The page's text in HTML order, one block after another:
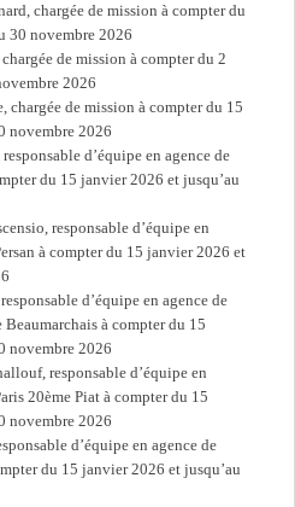
chargée de mission à compter du
30 novembre 2026
de mission à compter du 2
2026
chargée de mission à compter du 15
novembre 2026
d’équipe en agence de
du 15 janvier 2026 et jusqu’au
responsable d’équipe en
à compter du 15 janvier 2026 et
d’équipe en agence de
à compter du 15
novembre 2026
responsable d’équipe en
20ème Piat à compter du 15
novembre 2026
d’équipe en agence de
du 15 janvier 2026 et jusqu’au